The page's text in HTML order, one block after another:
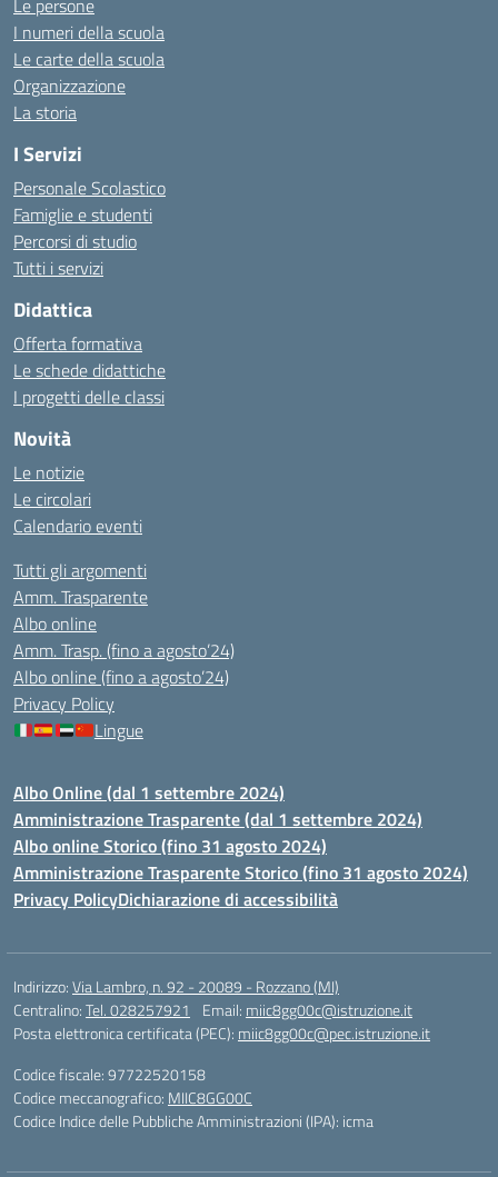
Le persone
I numeri della scuola
Le carte della scuola
Organizzazione
La storia
I Servizi
Personale Scolastico
Famiglie e studenti
Percorsi di studio
Tutti i servizi
Didattica
Offerta formativa
Le schede didattiche
I progetti delle classi
Novità
Le notizie
Le circolari
Calendario eventi
Tutti gli argomenti
Amm. Trasparente
Albo online
Amm. Trasp. (fino a agosto’24)
Albo online (fino a agosto’24)
Privacy Policy
Lingue
Albo Online (dal 1 settembre 2024)
Amministrazione Trasparente (dal 1 settembre 2024)
Albo online Storico (fino 31 agosto 2024)
Amministrazione Trasparente Storico (fino 31 agosto 2024)
Privacy PolicyDichiarazione di accessibilità
Indirizzo:Via Lambro, n. 92 - 20089 - Rozzano (MI)
Centralino:Tel. 028257921 Email: miic8gg00c@istruzione.it
Posta elettronica certificata (PEC): miic8gg00c@pec.istruzione.it
Codice fiscale: 97722520158
Codice meccanografico: MIIC8GG00C
Codice Indice delle Pubbliche Amministrazioni (IPA): icma